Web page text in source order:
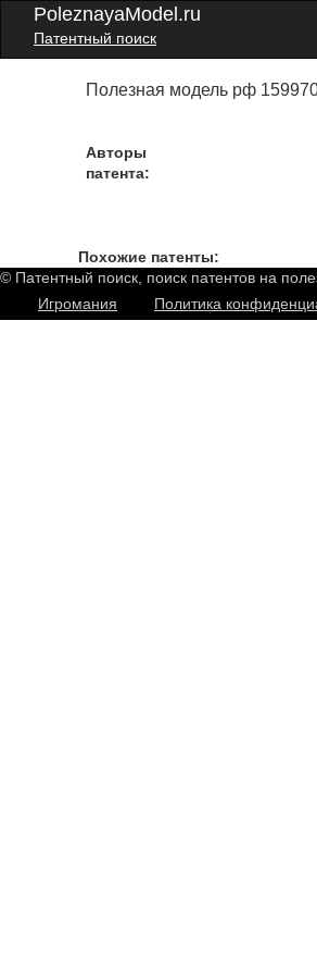
PoleznayaModel.ru
Патентный поиск
Полезная модель рф
Авторы
патента:
Похожие патенты:
© Патентный поиск, поиск патентов на
Игромания
Политика